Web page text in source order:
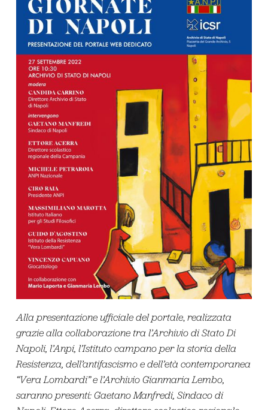
Alla presentazione ufficiale del portale, realizzata
grazie alla collaborazione tra l’Archivio di Stato Di
Napoli, l’Anpi, l’Istituto campano per la storia della
Resistenza, dell’antifascismo e dell’età contemporanea
“Vera Lombardi” e l’Archivio Gianmaria Lembo,
saranno presenti: Gaetano Manfredi, Sindaco di